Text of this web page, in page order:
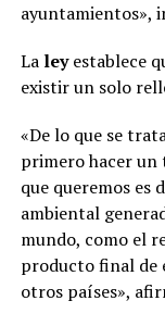
ayuntamientos»,
La leyestablece
existir un solo
«De lo que se
primero hacer
que queremos es
ambiental
mundo, como el
producto final de
otros países»,